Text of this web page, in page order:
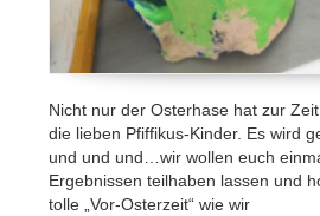
Nicht nur der Osterhase hat zur
die lieben Pfiffikus-Kinder. Es wird
und und und…wir wollen euch
Ergebnissen teilhaben lassen und
tolle „Vor-Osterzeit“ wie wir